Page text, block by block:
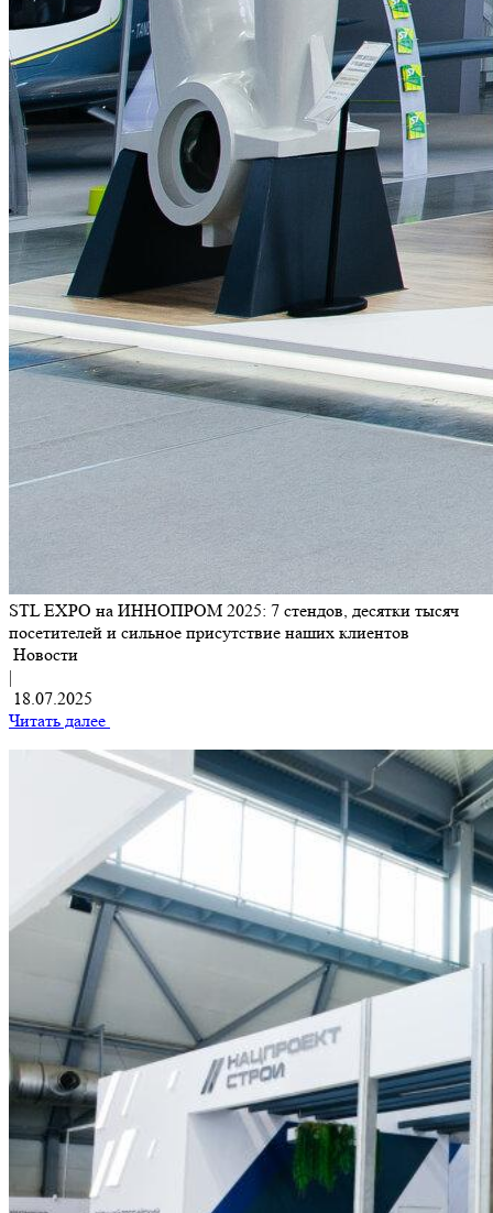
STL EXPO на ИННОПРОМ 2025: 7 стендов, десятки тысяч
посетителей и сильное присутствие наших клиентов
Новости
|
18.07.2025
Читать далее